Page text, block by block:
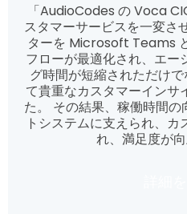
「AudioCodes の Voca
スタマーサービスを一変さ
ターを Microsoft Teams
フローが最適化され、エー
グ時間が短縮されただけ
て貴重なカスタマーインサ
た。 その結果、稼働時間
トシステムに支えられ、
れ、満足度が